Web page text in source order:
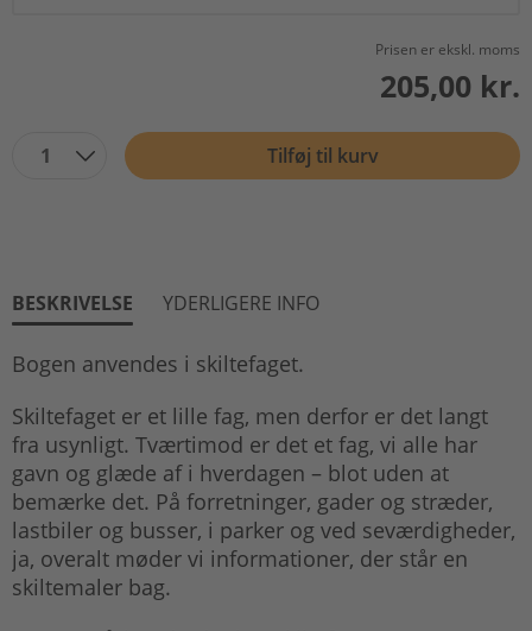
Prisen er ekskl. moms
205,00 kr.
1 Tilføj til kurv
BESKRIVELSE YDERLIGERE INFO
Bogen anvendes i skiltefaget.
Skiltefaget er et lille fag, men derfor er det langt
fra usynligt. Tværtimod er det et fag, vi alle har
gavn og glæde af i hverdagen – blot uden at
bemærke det. På forretninger, gader og stræder,
lastbiler og busser, i parker og ved seværdigheder,
ja, overalt møder vi informationer, der står en
skiltemaler bag.